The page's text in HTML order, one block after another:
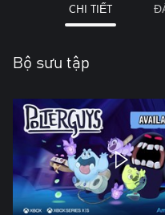
CHI TIẾT
Bộ sưu tập